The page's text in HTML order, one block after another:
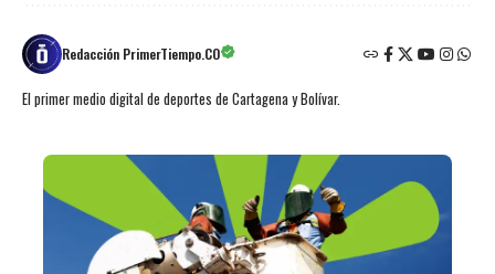
Redacción PrimerTiempo.CO
El primer medio digital de deportes de Cartagena y Bolívar.